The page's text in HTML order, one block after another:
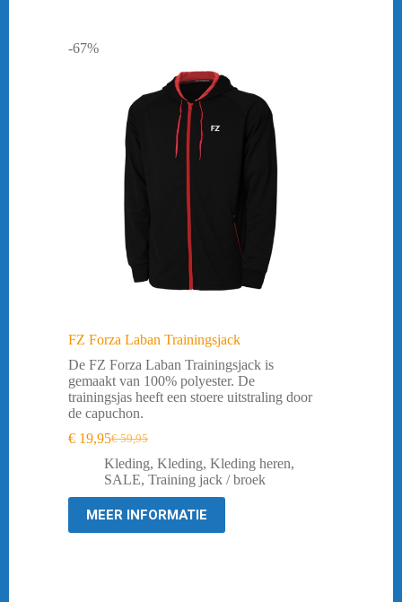
-67%
FZ Forza Laban Trainingsjack
De FZ Forza Laban Trainingsjack is
gemaakt van 100% polyester. De
trainingsjas heeft een stoere uitstraling door
de capuchon.
€59,95
Oorspronkelijke
prijs
was:
€ 59,95.
€ 19,95Huidige
prijs
is:
€ 19,95.
Kleding, Kleding, Kleding heren,
SALE, Training jack / broek
MEER INFORMATIE